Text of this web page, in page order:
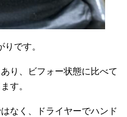
です。
り、ビフォー状態に比べて
す。
なく、ドライヤーでハンド